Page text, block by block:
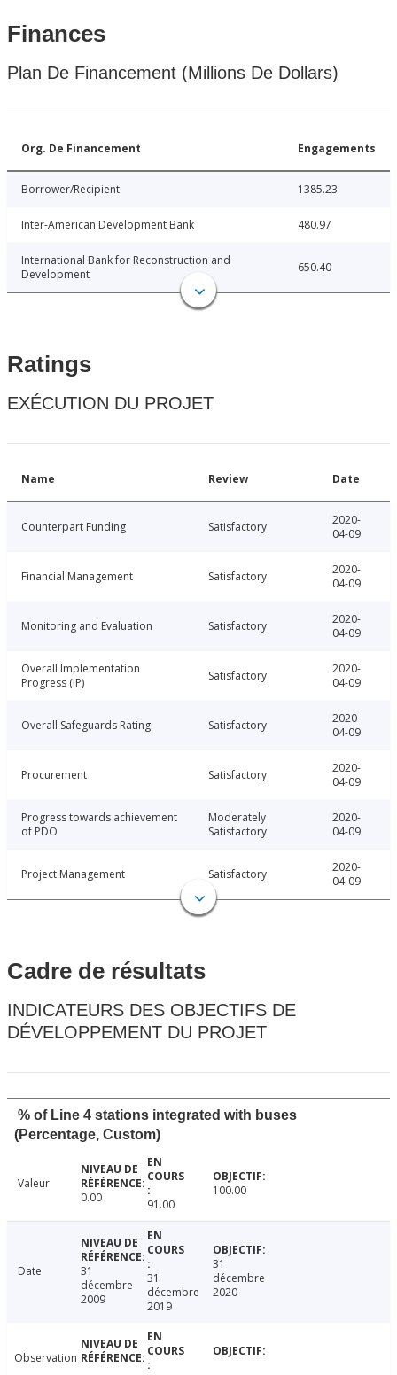
Finances
Plan De Financement (Millions De Dollars)
Org. De Financement Engagements
Borrower/Recipient 1385.23
Inter-American Development Bank 480.97
International Bank for Reconstruction and
Development
650.40
Ratings
EXÉCUTION DU PROJET
Name Review Date
Counterpart Funding Satisfactory
2020-
04-09
Financial Management Satisfactory
2020-
04-09
Monitoring and Evaluation Satisfactory
2020-
04-09
Overall Implementation
Progress (IP)
Satisfactory
2020-
04-09
Overall Safeguards Rating Satisfactory
2020-
04-09
Procurement Satisfactory
2020-
04-09
Progress towards achievement
of PDO
Moderately
Satisfactory
2020-
04-09
Project Management Satisfactory
2020-
04-09
Cadre de résultats
INDICATEURS DES OBJECTIFS DE
DÉVELOPPEMENT DU PROJET
% of Line 4 stations integrated with buses
(Percentage, Custom)
Valeur
0.00
91.00
100.00
Date
31
décembre
2009
31
décembre
2019
31
décembre
2020
Observation